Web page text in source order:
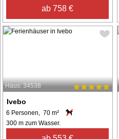
ab 758 €
Haus: 34538
Ivebo
6 Personen, 70 m²
300 m zum Wasser.